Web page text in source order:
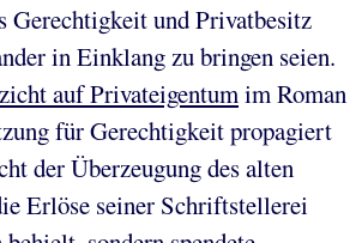
Gerechtigkeit und Privatbesitz
in Einklang zu bringen seien.
auf Privateigentumim Roman
für Gerechtigkeit propagiert
der Überzeugung des alten
Erlöse seiner Schriftstellerei